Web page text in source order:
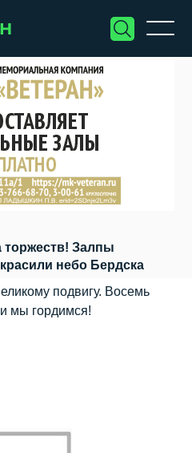
торжеств! Залпы
небо Бердска
подвигу. Восемь
мы гордимся!